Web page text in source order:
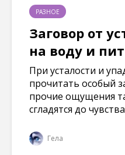
РАЗНОЕ
Заговор от
на воду и
При усталости и
прочитать особый
прочие ощущения
сгладятся до
Гела